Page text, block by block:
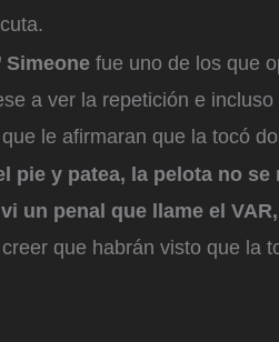
Simeone fue uno de los que
a ver la repetición e
le afirmaran que la tocó
pie y patea, la pelota no
un penal que llame el
que habrán visto que la